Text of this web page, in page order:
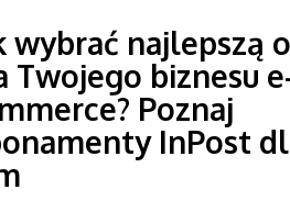
wybrać najlepszą
Twojego biznesu
Poznaj
InPost